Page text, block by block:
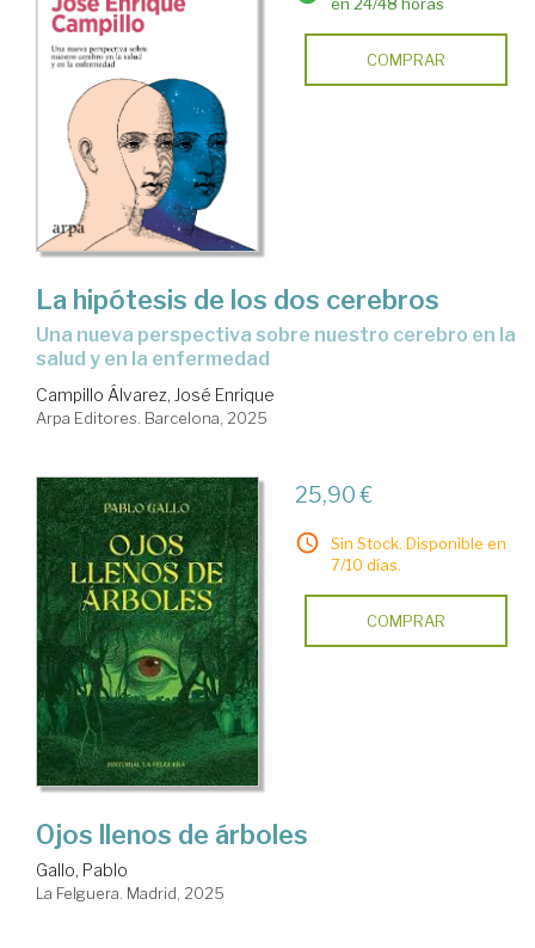
COMPRAR
La hipótesis de los dos cerebros
Una nueva perspectiva sobre nuestro cerebro en la
salud y en la enfermedad
Campillo Álvarez, José Enrique
Arpa Editores. Barcelona, 2025
25,90 €
Sin Stock. Disponible en
7/10 días.
COMPRAR
Ojos llenos de árboles
Gallo, Pablo
La Felguera. Madrid, 2025